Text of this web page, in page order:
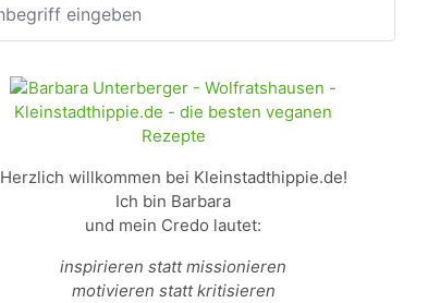
Herzlich willkommen bei Kleinstadthippie.de!
Ich bin Barbara
und mein Credo lautet:
inspirieren statt missionieren
motivieren statt kritisieren